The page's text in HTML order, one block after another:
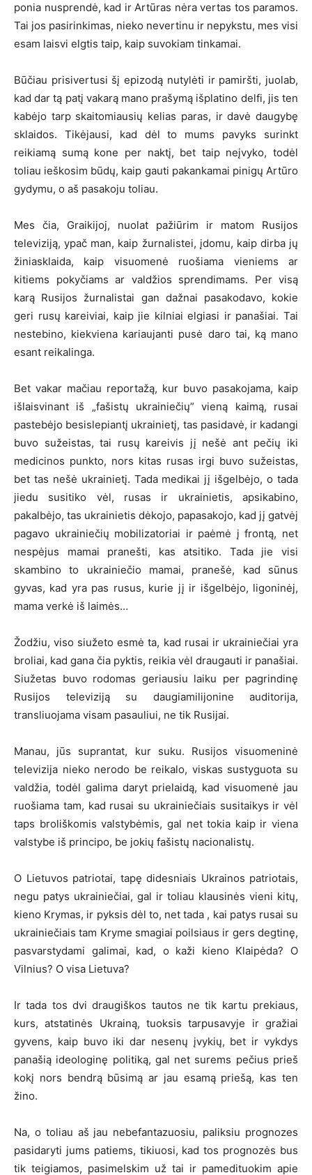
ponia nusprendė, kad ir Artūras nėra vertas tos paramos.
Tai jos pasirinkimas, nieko nevertinu ir nepykstu, mes visi
esam laisvi elgtis taip, kaip suvokiam tinkamai.
Būčiau prisivertusi šį epizodą nutylėti ir pamiršti, juolab,
kad dar tą patį vakarą mano prašymą išplatino delfi, jis ten
kabėjo tarp skaitomiausių kelias paras, ir davė daugybę
sklaidos. Tikėjausi, kad dėl to mums pavyks surinkt
reikiamą sumą kone per naktį, bet taip neįvyko, todėl
toliau ieškosim būdų, kaip gauti pakankamai pinigų Artūro
gydymu, o aš pasakoju toliau.
Mes čia, Graikijoj, nuolat pažiūrim ir matom Rusijos
televiziją, ypač man, kaip žurnalistei, įdomu, kaip dirba jų
žiniasklaida, kaip visuomenė ruošiama vieniems ar
kitiems pokyčiams ar valdžios sprendimams. Per visą
karą Rusijos žurnalistai gan dažnai pasakodavo, kokie
geri rusų kareiviai, kaip jie kilniai elgiasi ir panašiai. Tai
nestebino, kiekviena kariaujanti pusė daro tai, ką mano
esant reikalinga.
Bet vakar mačiau reportažą, kur buvo pasakojama, kaip
išlaisvinant iš „fašistų ukrainiečių” vieną kaimą, rusai
pastebėjo besislepiantį ukrainietį, tas pasidavė, ir kadangi
buvo sužeistas, tai rusų kareivis jį nešė ant pečių iki
medicinos punkto, nors kitas rusas irgi buvo sužeistas,
bet tas nešė ukrainietį. Tada medikai jį išgelbėjo, o tada
jiedu susitiko vėl, rusas ir ukrainietis, apsikabino,
pakalbėjo, tas ukrainietis dėkojo, papasakojo, kad jį gatvėj
pagavo ukrainiečių mobilizatoriai ir paėmė į frontą, net
nespėjus mamai pranešti, kas atsitiko. Tada jie visi
skambino to ukrainiečio mamai, pranešė, kad sūnus
gyvas, kad yra pas rusus, kurie jį ir išgelbėjo, ligoninėj,
mama verkė iš laimės…
Žodžiu, viso siužeto esmė ta, kad rusai ir ukrainiečiai yra
broliai, kad gana čia pyktis, reikia vėl draugauti ir panašiai.
Siužetas buvo rodomas geriausiu laiku per pagrindinę
Rusijos televiziją su daugiamilijonine auditorija,
transliuojama visam pasauliui, ne tik Rusijai.
Manau, jūs suprantat, kur suku. Rusijos visuomeninė
televizija nieko nerodo be reikalo, viskas sustyguota su
valdžia, todėl galima daryt prielaidą, kad visuomenė jau
ruošiama tam, kad rusai su ukrainiečiais susitaikys ir vėl
taps broliškomis valstybėmis, gal net tokia kaip ir viena
valstybe iš principo, be jokių fašistų nacionalistų.
O Lietuvos patriotai, tapę didesniais Ukrainos patriotais,
negu patys ukrainiečiai, gal ir toliau klausinės vieni kitų,
kieno Krymas, ir pyksis dėl to, net tada , kai patys rusai su
ukrainiečiais tam Kryme smagiai poilsiaus ir gers degtinę,
pasvarstydami galimai, kad, o kaži kieno Klaipėda? O
Vilnius? O visa Lietuva?
Ir tada tos dvi draugiškos tautos ne tik kartu prekiaus,
kurs, atstatinės Ukrainą, tuoksis tarpusavyje ir gražiai
gyvens, kaip buvo iki dar nesenų įvykių, bet ir vykdys
panašią ideologinę politiką, gal net surems pečius prieš
kokį nors bendrą būsimą ar jau esamą priešą, kas ten
žino.
Na, o toliau aš jau nebefantazuosiu, paliksiu prognozes
pasidaryti jums patiems, tikiuosi, kad tos prognozės bus
tik teigiamos, pasimelskim už tai ir pamedituokim apie